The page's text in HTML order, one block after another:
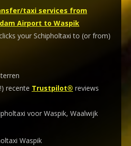
taxi services from
Airport to Waspik
your Schipholtaxi to (or from)
recente Trustpilot® reviews
voor Waspik, Waalwijk
Waspik